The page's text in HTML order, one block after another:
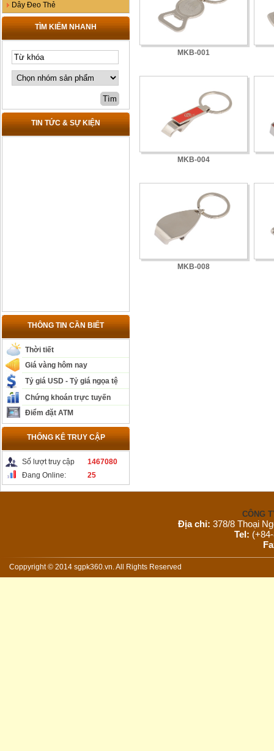
Dây Đeo Thẻ
TÌM KIẾM NHANH
TIN TỨC & SỰ KIỆN
THÔNG TIN CẦN BIẾT
Thời tiết
Giá vàng hôm nay
Tỷ giá USD - Tỷ giá ngọa tệ
Chứng khoán trực tuyến
Điểm đặt ATM
THỐNG KÊ TRUY CẬP
Số lượt truy cập
1467080
Đang Online:
25
MKB-001
MKB-004
MKB-008
CÔNG
Địa chỉ: 378/8 Thoại
Tel:
Email:
Coppyright © 2014 sgpk360.vn. All Rights Reserved